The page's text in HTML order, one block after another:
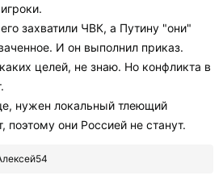
захватили ЧВК, а Путину "они"
И он выполнил приказ.
целей, не знаю. Но конфликта в
нужен локальный тлеющий
они Россией не станут.